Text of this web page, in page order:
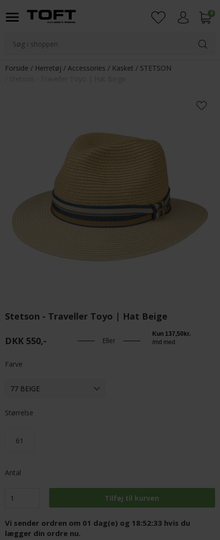
0
Forside Herretøj Accessories Kasket
STETSON
Stetson - Traveller Toyo | Hat Beige
DKK 550,- Eller
Farve
Størrelse
61
Antal
Vi sender ordren om 01 dag(e) og 18:52:32 hvis du
lægger din ordre nu.